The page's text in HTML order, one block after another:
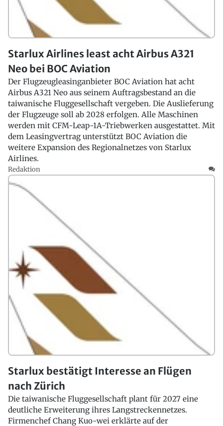
Starlux Airlines least acht Airbus A321
Neo bei BOC Aviation
Der Flugzeugleasinganbieter BOC Aviation hat acht
Airbus A321 Neo aus seinem Auftragsbestand an die
taiwanische Fluggesellschaft vergeben. Die Auslieferung
der Flugzeuge soll ab 2028 erfolgen. Alle Maschinen
werden mit CFM-Leap-1A-Triebwerken ausgestattet. Mit
dem Leasingvertrag unterstützt BOC Aviation die
weitere Expansion des Regionalnetzes von Starlux
Airlines.
Redaktion
Starlux bestätigt Interesse an Flügen
nach Zürich
Die taiwanische Fluggesellschaft plant für 2027 eine
deutliche Erweiterung ihres Langstreckennetzes.
Firmenchef Chang Kuo-wei erklärte auf der